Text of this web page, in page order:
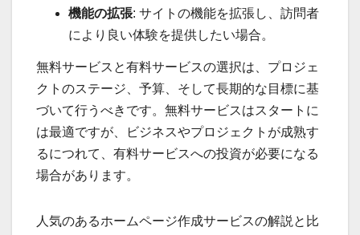
機能の拡張: サイトの機能を拡張し、訪問者
により良い体験を提供したい場合。
無料サービスと有料サービスの選択は、プロジェ
クトのステージ、予算、そして長期的な目標に基
づいて行うべきです。無料サービスはスタートに
は最適ですが、ビジネスやプロジェクトが成熟す
るにつれて、有料サービスへの投資が必要になる
場合があります。
人気のあるホームページ作成サービスの解説と比